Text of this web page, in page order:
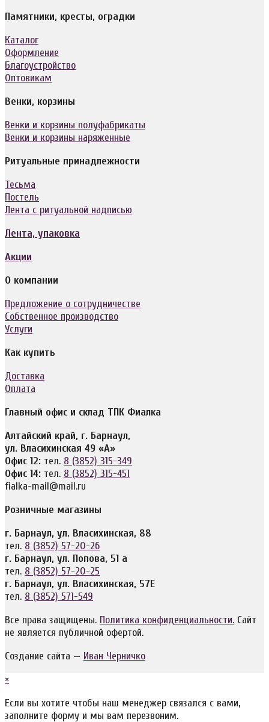
Памятники, кресты, оградки
Каталог
Оформление
Благоустройство
Оптовикам
Венки, корзины
Венки и корзины полуфабрикаты
Венки и корзины наряженные
Ритуальные принадлежности
Тесьма
Постель
Лента с ритуальной надписью
Лента, упаковка
Акции
О компании
Предложение о сотрудничестве
Собственное производство
Услуги
Как купить
Доставка
Оплата
Главный офис и склад ТПК Фиалка
Алтайский край, г. Барнаул,
ул. Власихинская 49 «А»
Офис 12: тел. 8 (3852) 315-349
Офис 14: тел. 8 (3852) 315-451
fialka-mail@mail.ru
Розничные магазины
г. Барнаул, ул. Власихинская, 88
тел. 8 (3852) 57-20-26
г. Барнаул, ул. Попова, 51 а
тел. 8 (3852) 57-20-25
г. Барнаул, ул. Власихинская, 57Е
тел. 8 (3852) 571-549
Все права защищены. Политика конфиденциальности. Сайт
не является публичной офертой.
Создание сайта — Иван Черничко
×
Если вы хотите чтобы наш менеджер связался с вами,
заполните форму и мы вам перезвоним.